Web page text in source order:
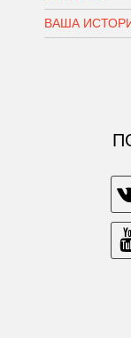
ВАША